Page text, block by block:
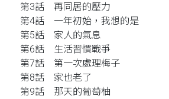
第3話 再同居的壓力
第4話 一年初始，我想的是
第5話 家人的氣息
第6話 生活習慣戰爭
第7話 第一次處理梅子
第8話 家也老了
第9話 那天的葡萄柚